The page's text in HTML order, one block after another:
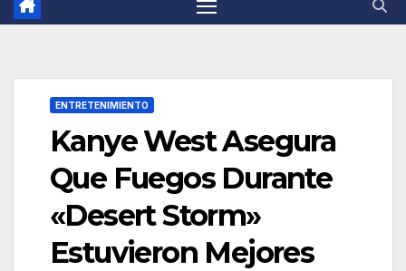
ENTRETENIMIENTO
Kanye West Asegura
Que Fuegos Durante
«Desert Storm»
Estuvieron Mejores